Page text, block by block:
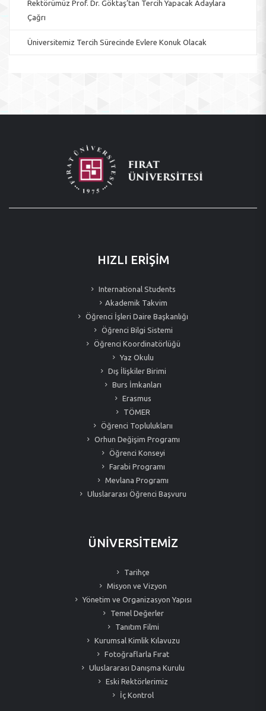
Rektörümüz Prof. Dr. Göktaş’tan Tercih Yapacak Adaylara
Çağrı
Üniversitemiz Tercih Sürecinde Evlere Konuk Olacak
HIZLI ERİŞİM
International Students
Akademik Takvim
Öğrenci İşleri Daire Başkanlığı
Öğrenci Bilgi Sistemi
Öğrenci Koordinatörlüğü
Yaz Okulu
Dış İlişkiler Birimi
Burs İmkanları
Erasmus
TÖMER
Öğrenci Topluluklarıı
Orhun Değişim Programı
Öğrenci Konseyi
Farabi Programı
Mevlana Programı
Uluslararası Öğrenci Başvuru
ÜNİVERSİTEMİZ
Tarihçe
Misyon ve Vizyon
Yönetim ve Organizasyon Yapısı
Temel Değerler
Tanıtım Filmi
Kurumsal Kimlik Kılavuzu
Fotoğraflarla Fırat
Uluslararası Danışma Kurulu
Eski Rektörlerimiz
İç Kontrol